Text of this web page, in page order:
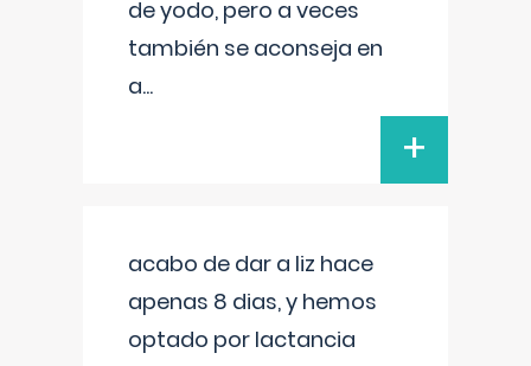
de yodo, pero a veces
también se aconseja en
a...
+
acabo de dar a liz hace
apenas 8 dias, y hemos
optado por lactancia